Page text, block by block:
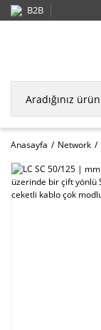
B2B
Anasayfa Network